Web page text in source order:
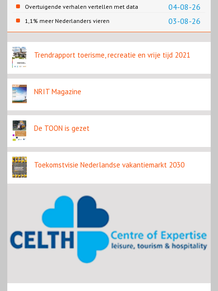
contentbron
04-08-26
Overtuigende verhalen vertellen met data
03-08-26
1,1% meer Nederlanders vieren
zomervakantie in Turkije
Trendrapport toerisme, recreatie en vrije tijd 2021
NRIT Magazine
De TOON is gezet
Toekomstvisie Nederlandse vakantiemarkt 2030